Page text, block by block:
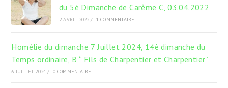
du 5è Dimanche de Carême C, 03.04.2022
2 AVRIL 2022 / 1 COMMENTAIRE
Homélie du dimanche 7 Juillet 2024, 14è dimanche du
Temps ordinaire, B “ Fils de Charpentier et Charpentier”
6 JUILLET 2024 / 0 COMMENTAIRE